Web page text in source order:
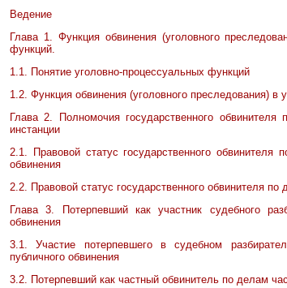
Ведение
Глава 1. Функция обвинения (уголовного
функций.
1.1. Понятие уголовно-процессуальных функций
1.2. Функция обвинения (уголовного преследования) в
Глава 2. Полномочия государственного
инстанции
2.1. Правовой статус государственного обвинителя
обвинения
2.2. Правовой статус государственного обвинителя по
Глава 3. Потерпевший как участник судебного
обвинения
3.1. Участие потерпевшего в судебном
публичного обвинения
3.2. Потерпевший как частный обвинитель по делам